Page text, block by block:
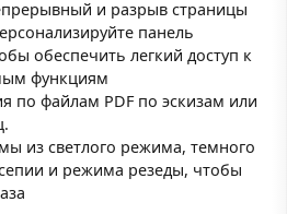
и разрыв страницы
панель
обеспечить легкий доступ к
функциям
по файлам PDF по эскизам или
из светлого режима, темного
и режима резеды, чтобы